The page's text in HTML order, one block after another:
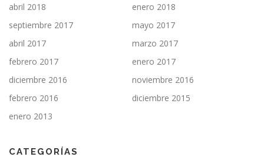
abril 2018
enero 2018
septiembre 2017
mayo 2017
abril 2017
marzo 2017
febrero 2017
enero 2017
diciembre 2016
noviembre 2016
febrero 2016
diciembre 2015
enero 2013
CATEGORÍAS